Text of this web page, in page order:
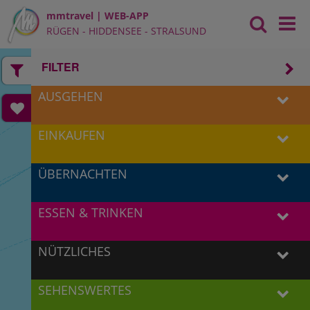
mmtravel | WEB-APP
RÜGEN - HIDDENSEE - STRALSUND
6
2
FILTER
AUSGEHEN
EINKAUFEN
ÜBERNACHTEN
ESSEN & TRINKEN
NÜTZLICHES
SEHENSWERTES